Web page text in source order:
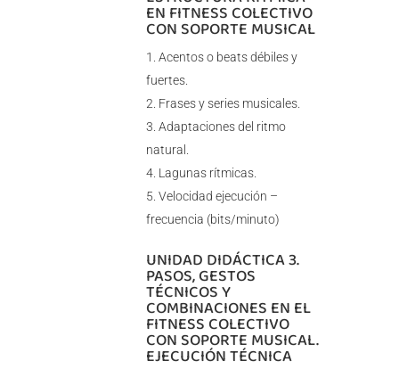
EN FITNESS COLECTIVO
CON SOPORTE MUSICAL
Acentos o beats débiles y
fuertes.
Frases y series musicales.
Adaptaciones del ritmo
natural.
Lagunas rítmicas.
Velocidad ejecución –
frecuencia (bits/minuto)
UNIDAD DIDÁCTICA 3.
PASOS, GESTOS
TÉCNICOS Y
COMBINACIONES EN EL
FITNESS COLECTIVO
CON SOPORTE MUSICAL.
EJECUCIÓN TÉCNICA